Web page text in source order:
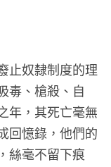
止奴隸制度的理
毒、槍殺、自
年，其死亡毫無
回憶錄，他們的
絲毫不留下痕